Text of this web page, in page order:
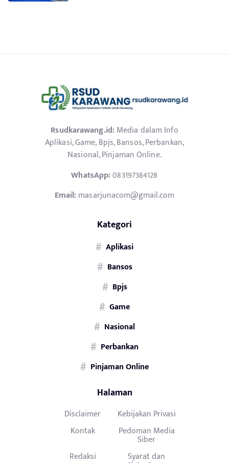
Rsudkarawang.id:Media dalam Info
Aplikasi, Game, Bpjs, Bansos, Perbankan,
Nasional, Pinjaman Online.
WhatsApp:083197384128
Email:masarjunacom@gmail.com
Kategori
Aplikasi
Bansos
Bpjs
Game
Nasional
Perbankan
Pinjaman Online
Halaman
Disclaimer
Kebijakan Privasi
Kontak
Pedoman Media
Siber
Redaksi
Syarat dan